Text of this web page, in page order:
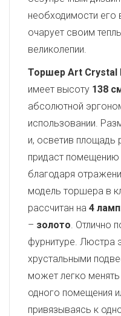
необходимости его
очарует своим
великолепии.
Торшер Art Crystal
имеет высоту 138
абсолютной
использовании.
и, осветив площадь
придаст
благодаря
модель торшера в
рассчитан на 4 ламп
– золото. Отлично
фурнитуре. Люстра
хрустальными
может легко
одного помещения
привязываясь к